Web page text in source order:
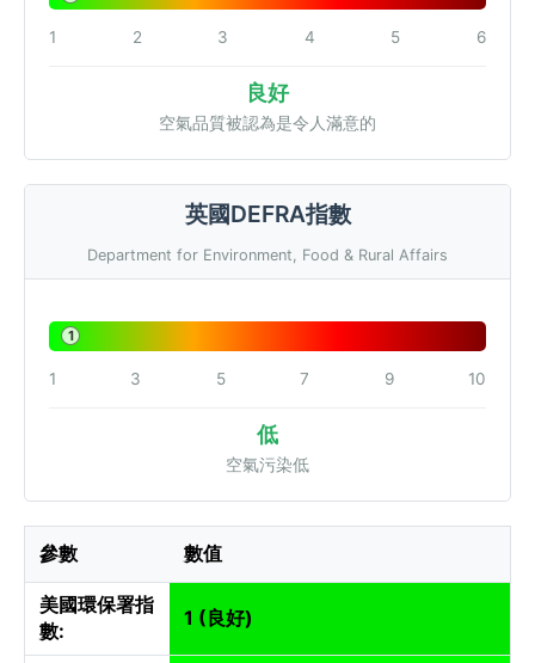
1 2 3 4 5 6
良好
空氣品質被認為是令人滿意的
英國DEFRA指數
Department for Environment, Food & Rural Affairs
1
1 3 5 7 9 10
低
空氣污染低
參數 數值
美國環保署指
數:
1 (良好)